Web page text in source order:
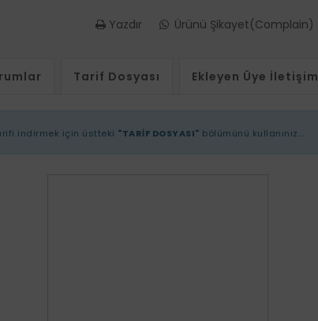
Yazdır Ürünü Şikayet(Complain)
Tarif Dosyası Ekleyen Üye İletişim
indirmek için üstteki "TARİF DOSYASI" bölümünü kullanınız...